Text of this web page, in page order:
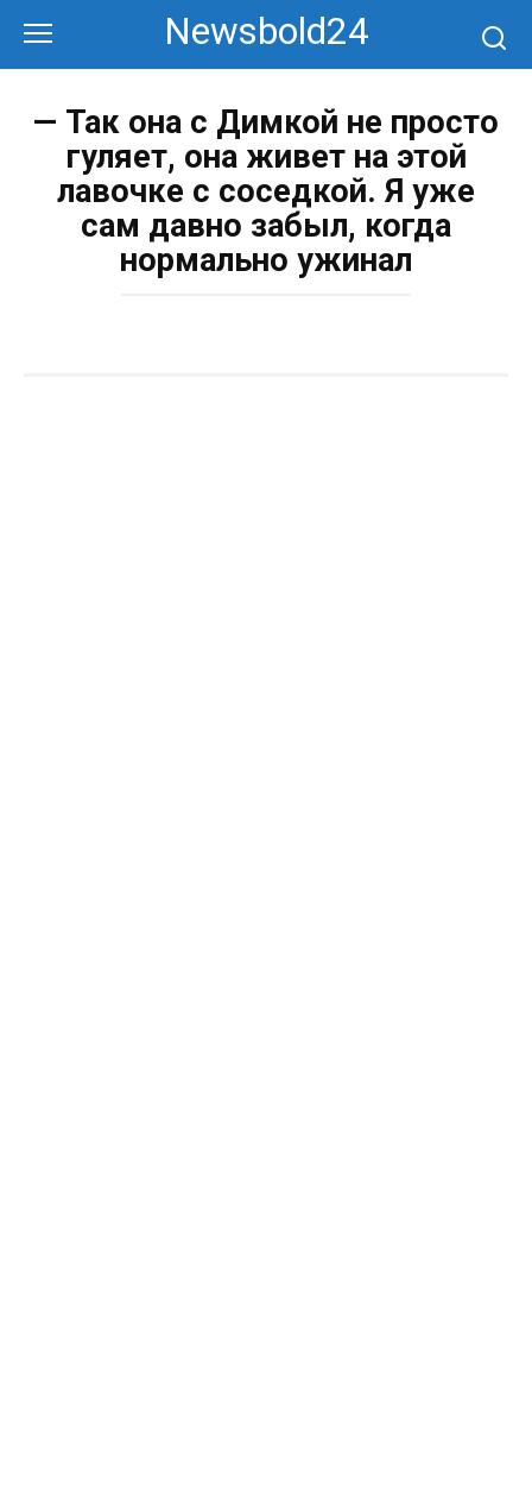
контенту
Newsbold24
— Так она с Димкой не просто
гуляет, она живет на этой
лавочке с соседкой. Я уже
сам давно забыл, когда
нормально ужинал